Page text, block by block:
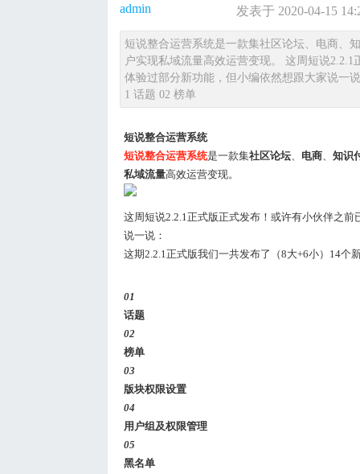
admin 发表于 2020-04-15
短说整合运营系统是一款集社区论坛、电商、
户实现私域流量高效运营变现。 这周短说
体验过部分新功能，但小编依然想跟大家说一
1 话题 02 榜单
短说整合运营系统
短说整合运营系统是一款集社区论坛 电商
知识
私域流量高效运营变现。
这周短说2.2.1正式版正式发布！或许有小伙伴之
说一说：
这期2.2.1正式版我们一共发布了（8大+6小）14个
01
话题
02
榜单
03
版块权限设置
04
用户组及权限管理
05
黑名单